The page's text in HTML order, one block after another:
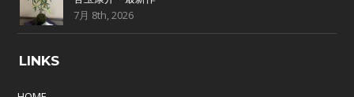
7月 8th, 2026
LINKS